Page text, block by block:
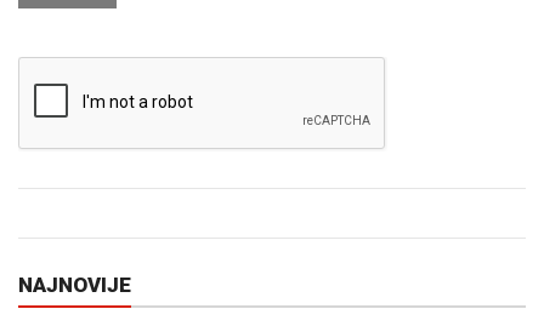
NAJNOVIJE